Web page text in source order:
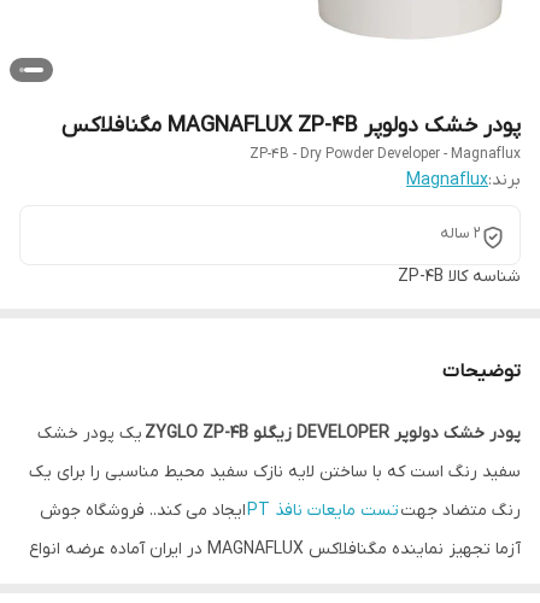
پودر خشک دولوپر MAGNAFLUX ZP-4B مگنافلاکس
ZP-4B - Dry Powder Developer - Magnaflux
برند:Magnaflux
2 ساله
شناسه کالا ZP-4B
توضیحات
پودر خشک دولوپر DEVELOPER زیگلو ZYGLO ZP-4B
یک پودر خشک
سفید رنگ است که با ساختن لایه نازک سفید محیط مناسبی را برای یک
رنگ متضاد جهتتست مایعات نافذ PT
ایجاد می کند.. فروشگاه جوش
آزما تجهیز نماینده مگنافلاکس MAGNAFLUX در ایران آماده عرضه انواع